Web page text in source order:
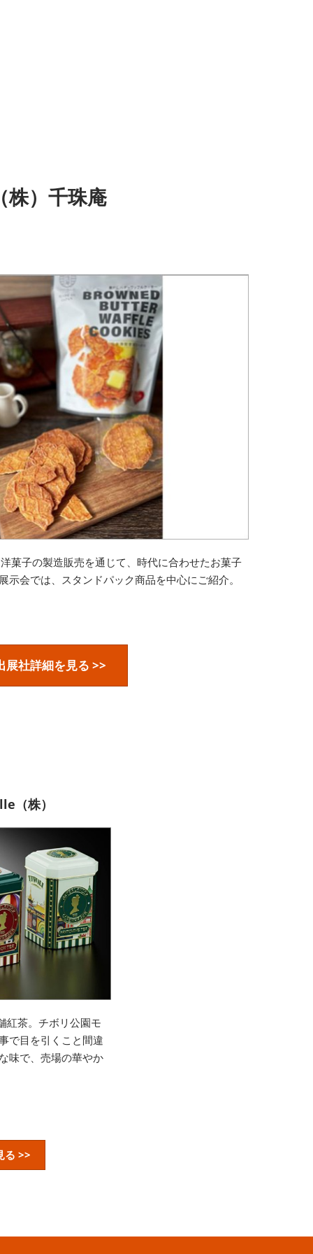
（株）千珠庵
菓子の製造販売を通じて、時代に合わせたお菓子
示会では、スタンドパック商品を中心にご紹介。
展社詳細を見る >>
（株）
紅茶。チボリ公園モ
で目を引くこと間違
味で、売場の華やか
る >>